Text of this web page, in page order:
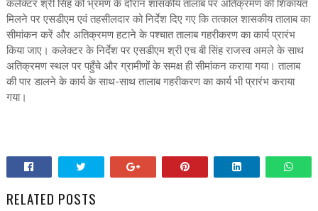
कलेक्टर श्री सिंह को भ्रमण के दौरान शासकीय तालाब पर अतिक्रमण की शिकायत
मिलने पर एसडीएम एवं तहसीलदार को निर्देश दिए गए कि तत्काल शासकीय तालाब का
सीमांकन करें और अतिक्रमण हटाने के पश्चात तालाब गहरीकरण का कार्य प्रारंभ
किया जाए। कलेक्टर के निर्देश पर एसडीएम श्री एच बी सिंह राजस्व अमले के साथ
अतिक्रमण स्थल पर पहुँचे और ग्रामीणों के समक्ष ही सीमांकन कराया गया। तालाब
की पार डालने के कार्य के साथ-साथ तालाब गहरीकरण का कार्य भी प्रारंभ कराया
गया।
RELATED POSTS